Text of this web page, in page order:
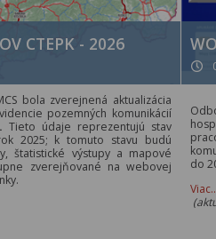
CTEPK - 2026
bola zverejnená aktualizácia
pozemných komunikácií
Tieto údaje reprezentujú stav
2025; k tomuto stavu budú
štatistické výstupy a mapové
zverejňované na webovej
do